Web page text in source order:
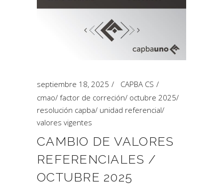
septiembre 18, 2025
CAPBA CS
cmao/ factor de correción/ octubre 2025/
resolución capba/ unidad referencial/
valores vigentes
CAMBIO DE VALORES
REFERENCIALES /
OCTUBRE 2025